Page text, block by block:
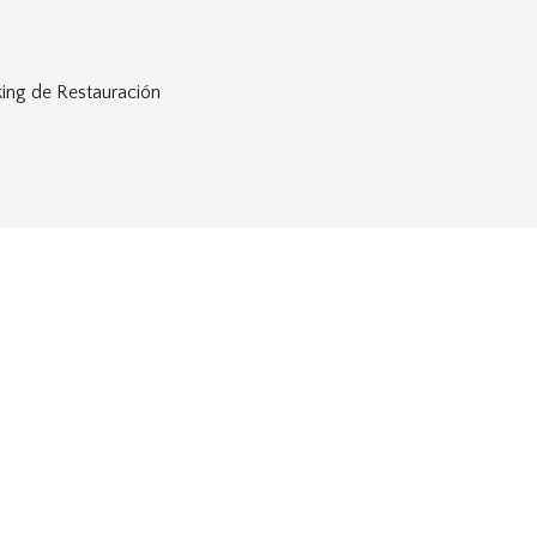
de Restauración